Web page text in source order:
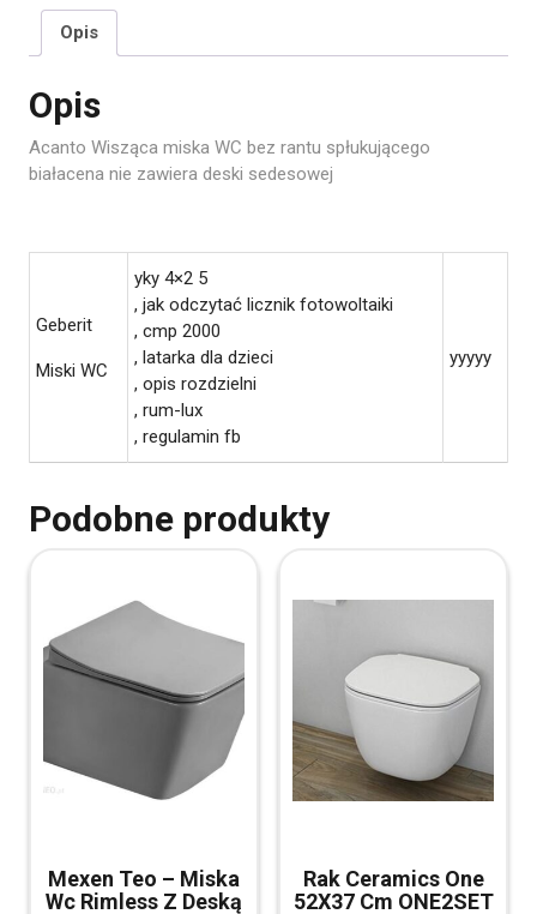
Opis
Opis
Acanto Wisząca miska WC bez rantu spłukującego
białacena nie zawiera deski sedesowej
Geberit
Miski WC
yky 4×2 5
, jak odczytać licznik fotowoltaiki
, cmp 2000
, latarka dla dzieci
, opis rozdzielni
, rum-lux
, regulamin fb
yyyyy
Podobne produkty
Mexen Teo – Miska
Wc Rimless Z Deską
Rak Ceramics One
52X37 Cm ONE2SET